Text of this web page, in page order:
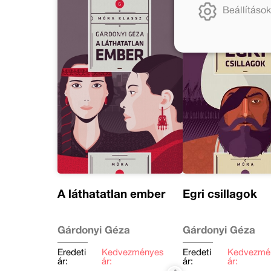
A láthatatlan ember
Gárdonyi Géza
Eredeti
ár:
Kedvezményes
ár:
Egri csillagok
Gárdonyi Géza
Eredeti
ár:
ár:
Beállítások